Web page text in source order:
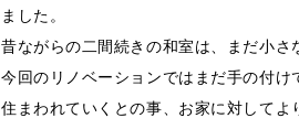
ました。
昔ながらの二間続きの和室は、まだ小さ
今回のリノベーションではまだ手の付
住まわれていくとの事、お家に対してよ